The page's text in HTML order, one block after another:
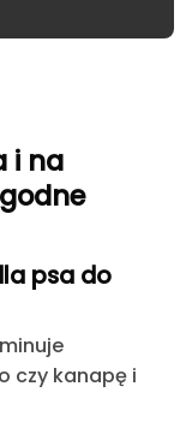
i na
psa do
czy kanapę i